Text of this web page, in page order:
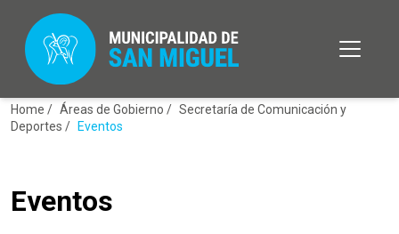
Home / Áreas de Gobierno / Secretaría de Comunicación y
Deportes /
Eventos
Eventos